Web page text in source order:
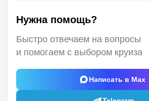
Нужна помощь?
Быстро отвечаем на вопросы
и помогаем с выбором круиза
Написать в Max